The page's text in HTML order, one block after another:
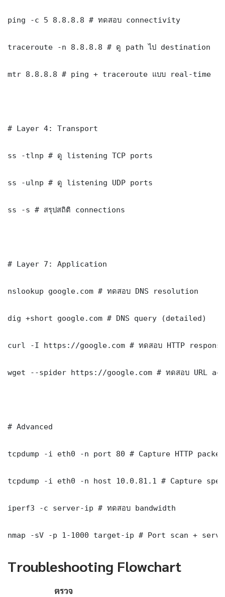
ping -c 5 8.8.8.8 # ทดสอบ connectivity
traceroute -n 8.8.8.8 # ดู path ไป destination
mtr 8.8.8.8 # ping + traceroute แบบ real-time
# Layer 4: Transport
ss -tlnp # ดู listening TCP ports
ss -ulnp # ดู listening UDP ports
ss -s # สรุปสถิติ connections
# Layer 7: Application
nslookup google.com # ทดสอบ DNS resolution
dig +short google.com # DNS query (detailed)
curl -I https://google.com # ทดสอบ HTTP
wget --spider https://google.com # ทดสอบ URL
# Advanced
tcpdump -i eth0 -n port 80 # Capture HTTP
tcpdump -i eth0 -n host 10.0.81.1 # Capture
iperf3 -c server-ip # ทดสอบ bandwidth
nmap -sV -p 1-1000 target-ip # Port scan +
Troubleshooting Flowchart
ตรวจ